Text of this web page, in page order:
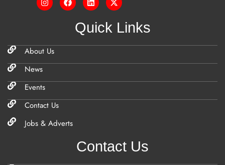
Quick Links
About Us
News
Events
Contact Us
Jobs & Adverts
Contact Us